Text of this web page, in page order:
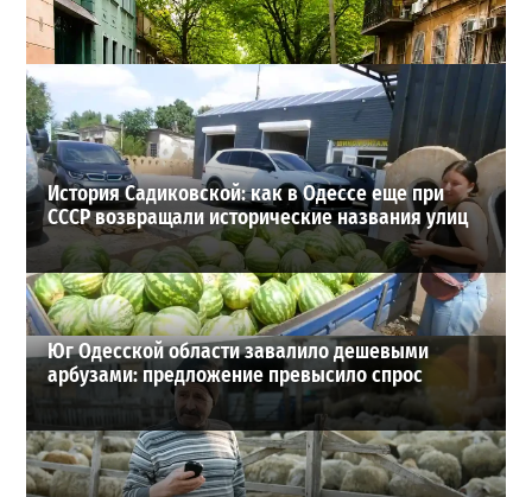
В одесском жилмассиве Радужном погиб 26-летний
мужчина: что известно
3
27-07-2026 в 13:47
ВИБОР РЕДАКЦИИ
История Садиковской: как в Одессе еще при
СССР возвращали исторические названия улиц
Юг Одесской области завалило дешевыми
арбузами: предложение превысило спрос